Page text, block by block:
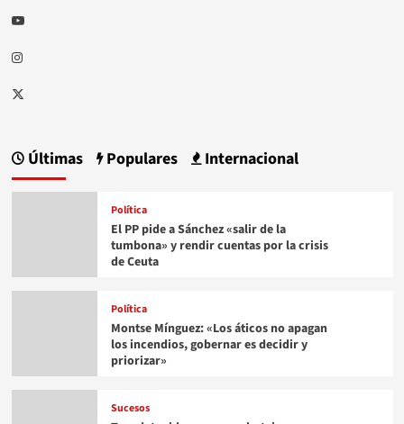
Youtube
Instagram
Twitter
Últimas Populares Internacional
Política
El PP pide a Sánchez «salir de la
tumbona» y rendir cuentas por la crisis
de Ceuta
Política
Montse Mínguez: «Los áticos no apagan
los incendios, gobernar es decidir y
priorizar»
Sucesos